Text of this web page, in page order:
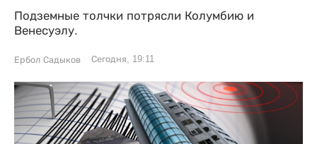
Подземные толчки потрясли Колумбию и
Венесуэлу.
Ербол Садыков Сегодня, 19:11